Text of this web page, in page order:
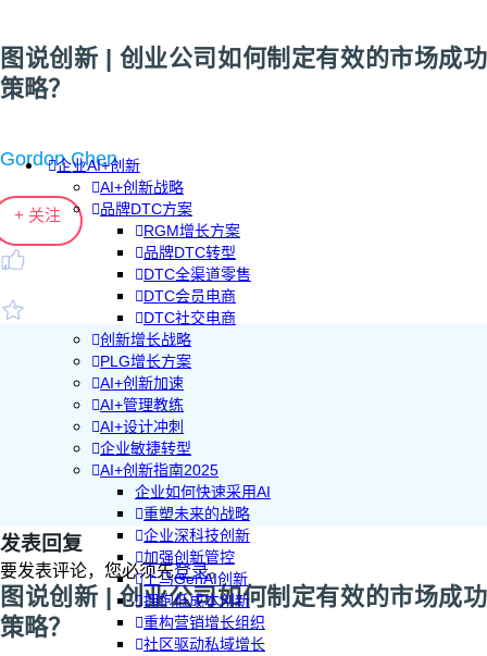
企业AI+创新
AI+创新战略
品牌DTC方案
RGM增长方案
品牌DTC转型
DTC全渠道零售
DTC会员电商
DTC社交电商
创新增长战略
PLG增长方案
AI+创新加速
AI+管理教练
AI+设计冲刺
企业敏捷转型
AI+创新指南2025
企业如何快速采用AI
重塑未来的战略
企业深科技创新
加强创新管控
上马GenAI创新
拥抱低成本创新
重构营销增长组织
社区驱动私域增长
图说创新 | 创业公司如何制定有效的市场成功
策略？
Gordon Chen
+ 关注
发表回复
要发表评论，您必须先登录。
图说创新 | 创业公司如何制定有效的市场成功
策略？